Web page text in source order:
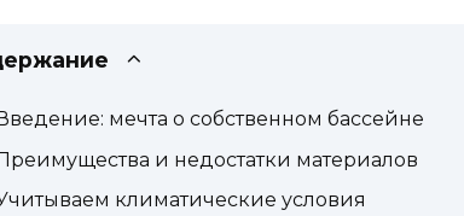
Введение: мечта о собственном бассейне
и недостатки материалов
климатические условия